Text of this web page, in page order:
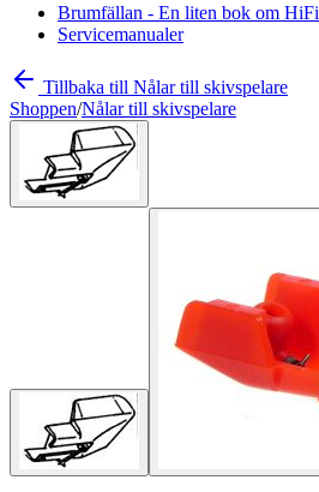
Brumfällan - En liten bok om HiFi
Servicemanualer
Tillbaka till Nålar till skivspelare
Shoppen/Nålar till skivspelare